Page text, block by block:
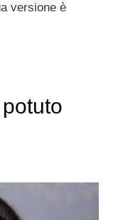
versione è